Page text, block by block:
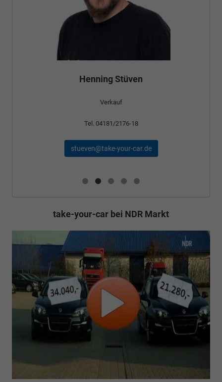
Henning Stüven
Verkauf
Tel. 04181/2176-18
stueven@take-your-car.de
take-your-car bei NDR Markt